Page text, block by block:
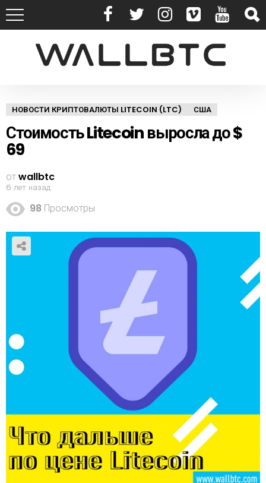
НОВОСТИ КРИПТОВАЛЮТЫ LITECOIN (LTC) США
Стоимость Litecoin выросла до $
69
отwallbtc
6 лет назад
98 Просмотры